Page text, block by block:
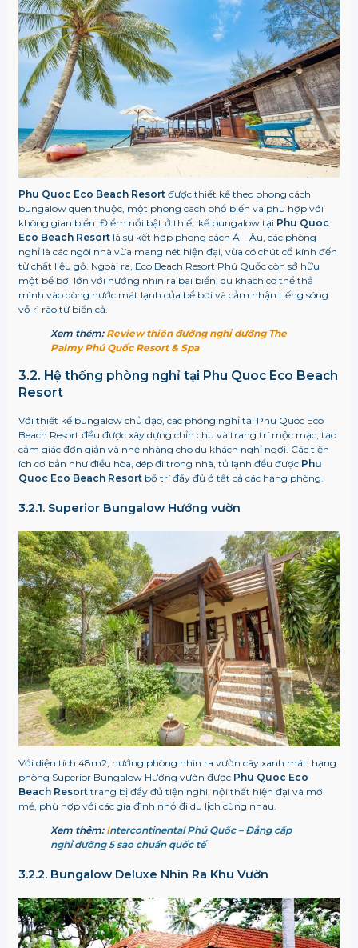
Phu Quoc Eco Beach Resortđược thiết kế theo phong cách
bungalow quen thuộc, một phong cách phổ biến và phù hợp với
không gian biển. Điểm nổi bật ở thiết kế bungalow tại Phu Quoc
Eco Beach Resortlà sự kết hợp phong cách Á – Âu, các phòng
nghỉ là các ngôi nhà vừa mang nét hiện đại, vừa có chút cổ kính đến
từ chất liệu gỗ. Ngoài ra, Eco Beach Resort Phú Quốc còn sở hữu
một bể bơi lớn với hướng nhìn ra bãi biển, du khách có thể thả
mình vào dòng nước mát lạnh của bể bơi và cảm nhận tiếng sóng
vỗ rì rào từ biển cả.
Xem thêm: Review thiên đường nghỉ dưỡng The
Palmy Phú Quốc Resort & Spa
3.2. Hệ thống phòng nghỉ tại Phu Quoc Eco Beach
Resort
Với thiết kế bungalow chủ đạo, các phòng nghỉ tại Phu Quoc Eco
Beach Resort đều được xây dựng chỉn chu và trang trí mộc mạc, tạo
cảm giác đơn giản và nhẹ nhàng cho du khách nghỉ ngơi. Các tiện
ích cơ bản như điều hòa, dép đi trong nhà, tủ lạnh đều được Phu
Quoc Eco Beach Resort bố trí đầy đủ ở tất cả các hạng phòng.
3.2.1. Superior Bungalow Hướng vườn
Với diện tích 48m2, hướng phòng nhìn ra vườn cây xanh mát, hạng
phòng Superior Bungalow Hướng vườn được Phu Quoc Eco
Beach Resorttrang bị đầy đủ tiện nghi, nội thất hiện đại và mới
mẻ, phù hợp với các gia đình nhỏ đi du lịch cùng nhau.
Xem thêm: Intercontinental Phú Quốc – Đẳng cấp
nghỉ dưỡng 5 sao chuẩn quốc tế
3.2.2. Bungalow Deluxe Nhìn Ra Khu Vườn